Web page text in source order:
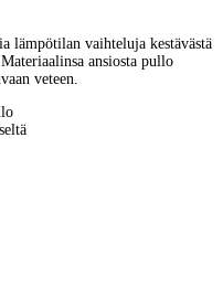
lämpötilan vaihteluja kestävästä
ansiosta pullo
veteen.